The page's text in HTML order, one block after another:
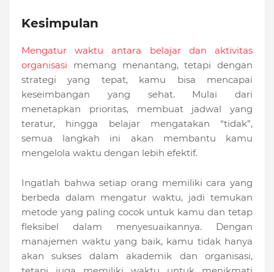
Kesimpulan
Mengatur waktu antara belajar dan aktivitas
organisasi memang menantang, tetapi dengan
strategi yang tepat, kamu bisa mencapai
keseimbangan yang sehat. Mulai dari
menetapkan prioritas, membuat jadwal yang
teratur, hingga belajar mengatakan “tidak”,
semua langkah ini akan membantu kamu
mengelola waktu dengan lebih efektif.
Ingatlah bahwa setiap orang memiliki cara yang
berbeda dalam mengatur waktu, jadi temukan
metode yang paling cocok untuk kamu dan tetap
fleksibel dalam menyesuaikannya. Dengan
manajemen waktu yang baik, kamu tidak hanya
akan sukses dalam akademik dan organisasi,